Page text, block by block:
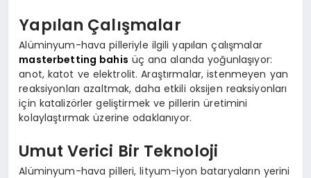
Yapılan Çalışmalar
Alüminyum-hava pilleriyle ilgili yapılan çalışmalar
masterbetting bahis üç ana alanda yoğunlaşıyor:
anot, katot ve elektrolit. Araştırmalar, istenmeyen yan
reaksiyonları azaltmak, daha etkili oksijen reaksiyonları
için katalizörler geliştirmek ve pillerin üretimini
kolaylaştırmak üzerine odaklanıyor.
Umut Verici Bir Teknoloji
Alüminyum-hava pilleri, lityum-iyon bataryaların yerini